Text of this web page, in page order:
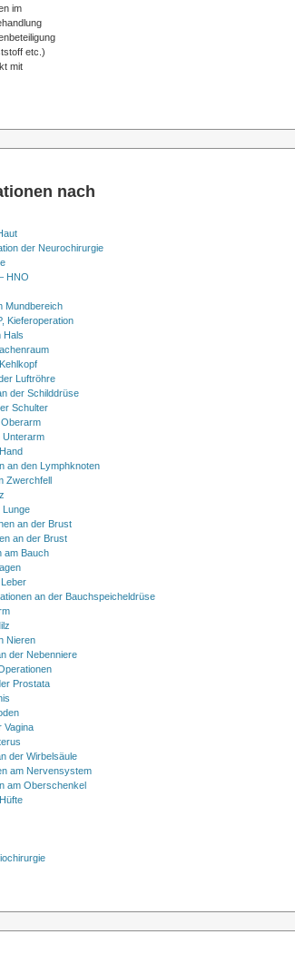
im
etc.)
mit
nach
der Neurochirurgie
HNO
Mundbereich
Kieferoperation
Hals
Luftröhre
der Schilddrüse
Schulter
Unterarm
an den Lymphknoten
Zwerchfell
Lunge
an der Brust
an der Brust
am Bauch
an der Bauchspeicheldrüse
Nieren
der Nebenniere
Prostata
Vagina
der Wirbelsäule
am Nervensystem
am Oberschenkel